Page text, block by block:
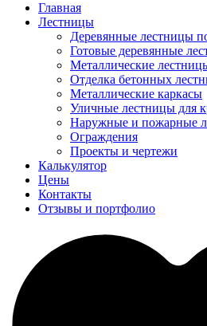
Главная
Лестницы
Деревянные лестницы
Готовые деревянные
Металлические
Отделка бетонных
Металлические каркасы
Уличные лестницы для
Наружные и пожарные
Ограждения
Проекты и чертежи
Калькулятор
Цены
Контакты
Отзывы и портфолио